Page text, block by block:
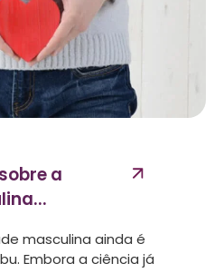
a
masculina ainda é
Embora a ciência já